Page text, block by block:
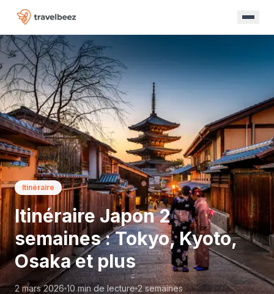
Itinéraire
Itinéraire Japon 2
semaines : Tokyo, Kyoto,
Osaka et plus
2 mars 2026 10 min de lecture 2 semaines